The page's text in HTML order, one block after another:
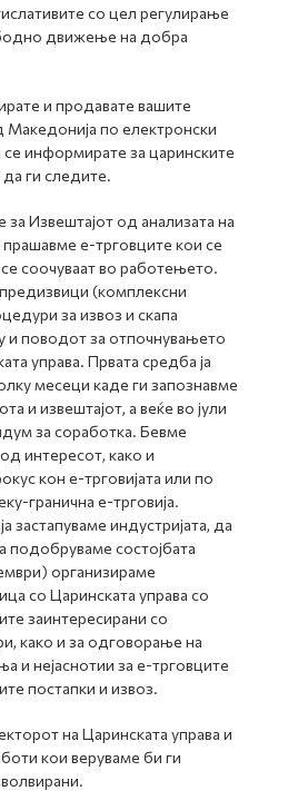
со цел регулирање
движење на добра
и продавате вашите
по електронски
информирате за царинските
ги следите.
Извештајот од анализата на
прашавме е-трговците кои се
соочуваат во работењето.
(комплексни
за извоз и скапа
и поводот за отпочнувањето
управа. Првата средба ја
месеци каде ги запознавме
и извештајот, а веќе во јули
за соработка. Бевме
интересот, како и
кон е-трговијата или по
гранична е-трговија.
застапуваме индустријата, да
подобруваме состојбата
организираме
со Царинската управа со
заинтересирани со
како и за одговорање на
и нејаснотии за е-трговците
постапки и извоз.
на Царинската управа и
кои веруваме би ги